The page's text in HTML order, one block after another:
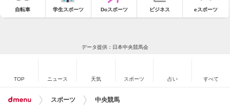
自転車 学生スポーツ Doスポーツ ビジネス eスポーツ
データ提供：日本中央競馬会
TOP ニュース 天気 スポーツ 占い すべて
スポーツ 中央競馬